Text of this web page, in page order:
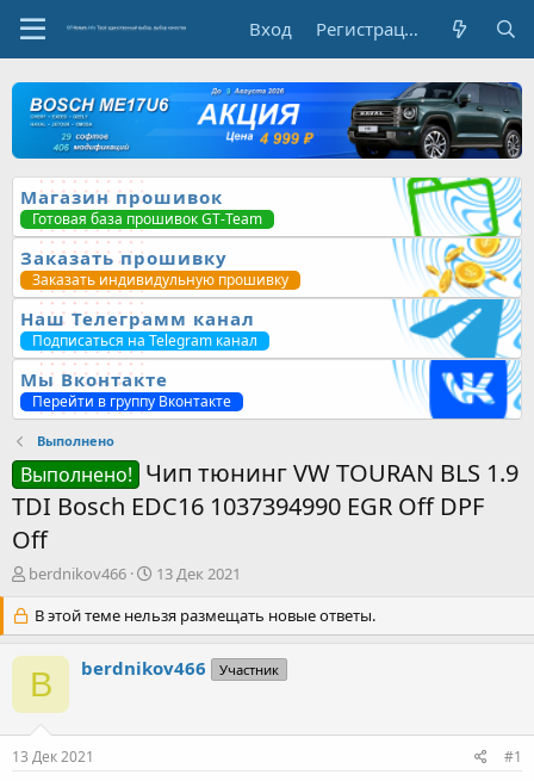
Вход Регистрация
Магазин прошивок
Готовая база прошивок GT-Team
Заказать прошивку
Заказать индивидульную прошивку
Наш Телеграмм канал
Подписаться на Telegram канал
Мы Вконтакте
Перейти в группу Вконтакте
Выполнено
Выполнено! Чип тюнинг VW TOURAN BLS 1.9
TDI Bosch EDC16 1037394990 EGR Off DPF
Off
А
т
о
р
т
е
berdnikov466
Д
т
а
а
13 Дек 2021
В этой теме нельзя размещать новые ответы.
B berdnikov466 Участник
13 Дек 2021 #1